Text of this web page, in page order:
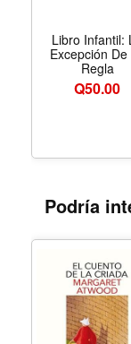
Libro Infantil:
Excepción De
Regla
Q50.00
Podría